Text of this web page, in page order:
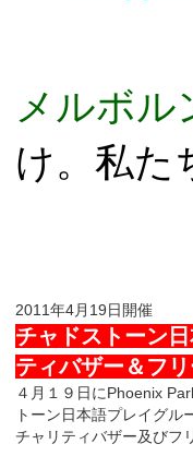
メルボル
け。私た
2011年4月19日開催
チャドストーン
ティバザー＆フ
４月１９日にPhoenix
トーン日本語プレイグル
チャリティバザー及びフ